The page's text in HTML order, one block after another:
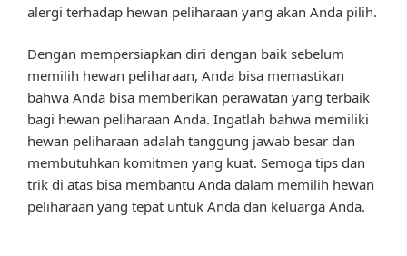
alergi terhadap hewan peliharaan yang akan Anda pilih.
Dengan mempersiapkan diri dengan baik sebelum
memilih hewan peliharaan, Anda bisa memastikan
bahwa Anda bisa memberikan perawatan yang terbaik
bagi hewan peliharaan Anda. Ingatlah bahwa memiliki
hewan peliharaan adalah tanggung jawab besar dan
membutuhkan komitmen yang kuat. Semoga tips dan
trik di atas bisa membantu Anda dalam memilih hewan
peliharaan yang tepat untuk Anda dan keluarga Anda.